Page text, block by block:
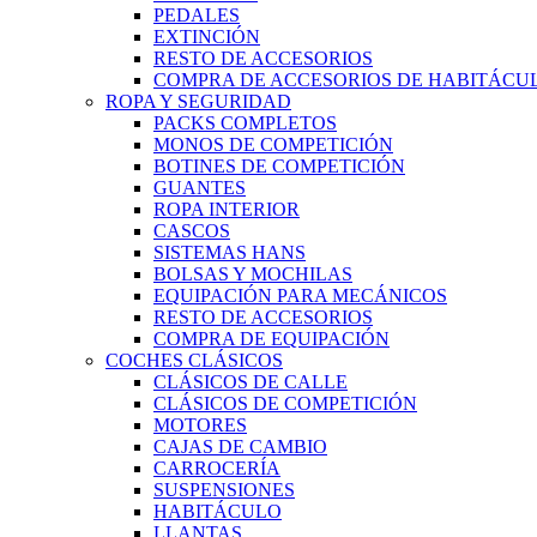
PEDALES
EXTINCIÓN
RESTO DE ACCESORIOS
COMPRA DE ACCESORIOS DE
ROPA Y SEGURIDAD
PACKS COMPLETOS
MONOS DE COMPETICIÓN
BOTINES DE COMPETICIÓN
GUANTES
ROPA INTERIOR
CASCOS
SISTEMAS HANS
BOLSAS Y MOCHILAS
EQUIPACIÓN PARA MECÁNICOS
RESTO DE ACCESORIOS
COMPRA DE EQUIPACIÓN
COCHES CLÁSICOS
CLÁSICOS DE CALLE
CLÁSICOS DE COMPETICIÓN
MOTORES
CAJAS DE CAMBIO
CARROCERÍA
SUSPENSIONES
HABITÁCULO
LLANTAS